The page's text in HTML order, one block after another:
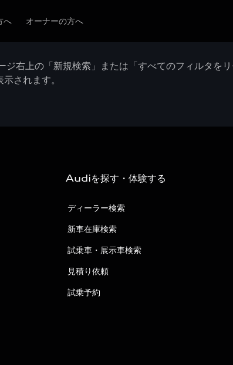
へ オーナーの方へ
右上の「新規検索」または「すべてのフィルタを
されます。
Audiを探す・体験する
ディーラー検索
新車在庫検索
試乗車・展示車検索
見積り依頼
試乗予約